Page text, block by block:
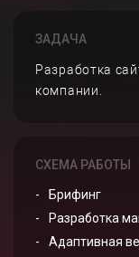
ЗАДАЧА
Разработка
компании.
СХЕМА РАБОТЫ
Брифинг
Разработка
Адаптивная